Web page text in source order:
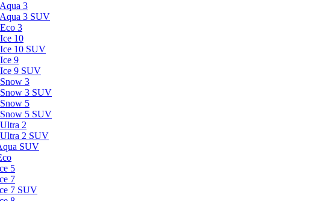
3
3 SUV
3
10
10 SUV
9
9 SUV
3
3 SUV
5
5 SUV
2
2 SUV
SUV
5
7
7 SUV